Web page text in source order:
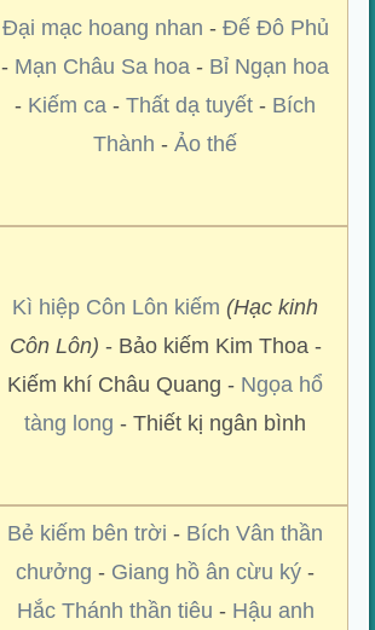
Đại mạc hoang nhan - Đế Đô Phủ
- Mạn Châu Sa hoa - Bỉ Ngạn hoa
- Kiếm ca -Thất dạ tuyết - Bích
Thành -Ảo thế
Kì hiệp Côn Lôn kiếm (Hạc kinh
Côn Lôn) - Bảo kiếm Kim Thoa -
Kiếm khí Châu Quang - Ngọa hổ
tàng long - Thiết kị ngân bình
Bẻ kiếm bên trời - Bích Vân thần
chưởng - Giang hồ ân cừu ký -
Hắc Thánh thần tiêu - Hậu anh